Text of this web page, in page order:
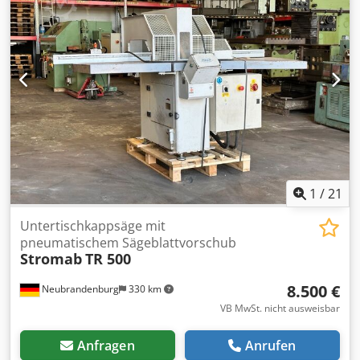
- Messerdurchmesser: 500 - maximale Schnittleistung: 360
mm (L) bis 60 mm (H) 135 mm (H) bis 280 mm (L) Dkodpet U
Izpofx Aiuer - Motorleistung 10 PS - 415 Volt - Matr. 1377 -
Jahr 2007
1 /21
Neubrandenburg 330 km
Untertischkappsäge mit
pneumatischem Sägeblattvorschub
StromabTR 500
8.500 €
VB MwSt. nicht ausweisbar
Anfragen Anrufen